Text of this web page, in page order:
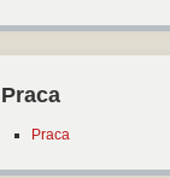
Praca
Praca